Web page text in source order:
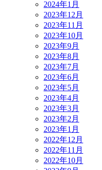
2024年1月
2023年12月
2023年11月
2023年10月
2023年9月
2023年8月
2023年7月
2023年6月
2023年5月
2023年4月
2023年3月
2023年2月
2023年1月
2022年12月
2022年11月
2022年10月